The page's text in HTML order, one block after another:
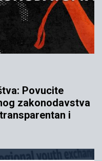
Povucite
zakonodavstva
i